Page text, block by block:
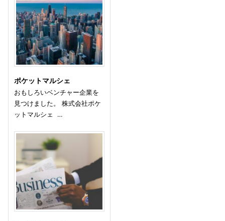
ポケットマルシェ
おもしろいベンチャー企業を
見つけました。 株式会社ポケ
ットマルシェ …